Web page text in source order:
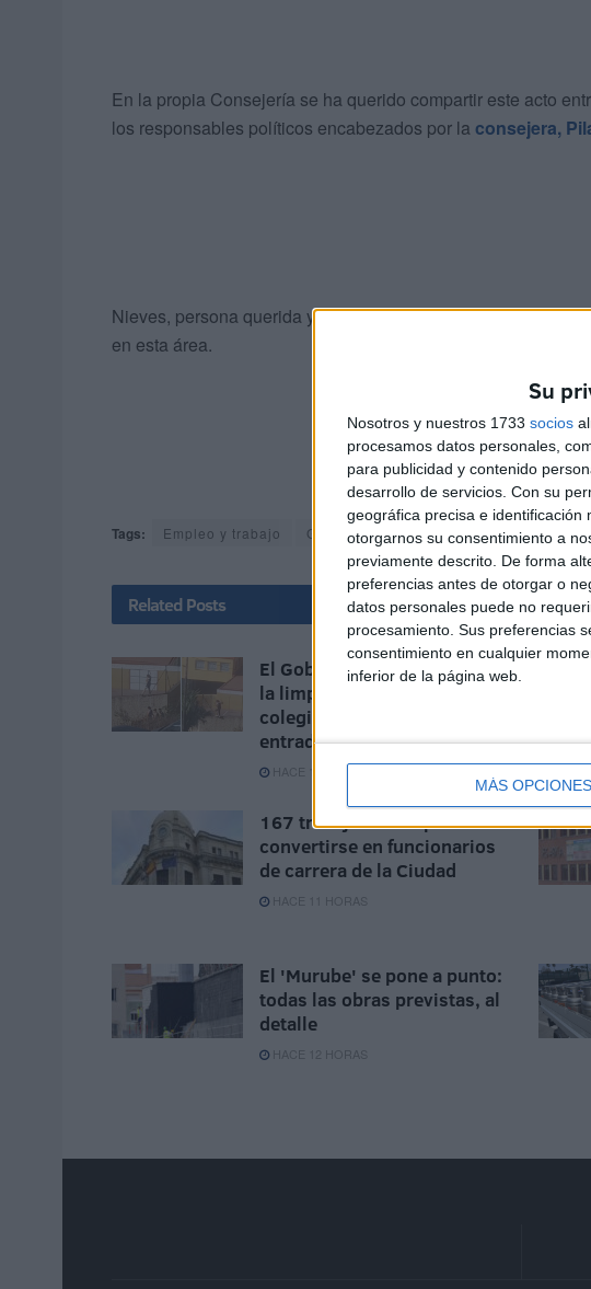
Su
Nosotros y nuestros 1733 socios
procesamos datos personales,
para publicidad y contenido
desarrollo de servicios. Con su
geográfica precisa e identificación
otorgarnos su consentimiento a
previamente descrito. De forma
preferencias antes de otorgar o
datos personales puede no
procesamiento. Sus preferencias
consentimiento en cualquier
inferior de la página web.
MÁS OPCIONES
En la propia Consejería se ha querido compartir este acto
los responsables políticos encabezados por la consejera,
Nieves, persona querida y apreciada por quien la conoce,
en esta área.
Tags: Empleo y trabajo Gobierno de Ceuta Mayores
Related Posts
El Gobierno de Ceuta ordena
la limpieza extraordinaria de
colegios tras detectar varias
entradas
HACE 10 HORAS
167 trabajadores optan a
convertirse en funcionarios
de carrera de la Ciudad
HACE 11 HORAS
El 'Murube' se pone a punto:
todas las obras previstas, al
detalle
HACE 12 HORAS